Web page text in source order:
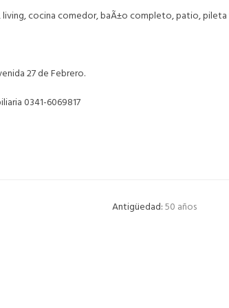
living, cocina comedor, baÃ±o completo, patio,
27 de Febrero.
0341-6069817
Antigüedad:50 años